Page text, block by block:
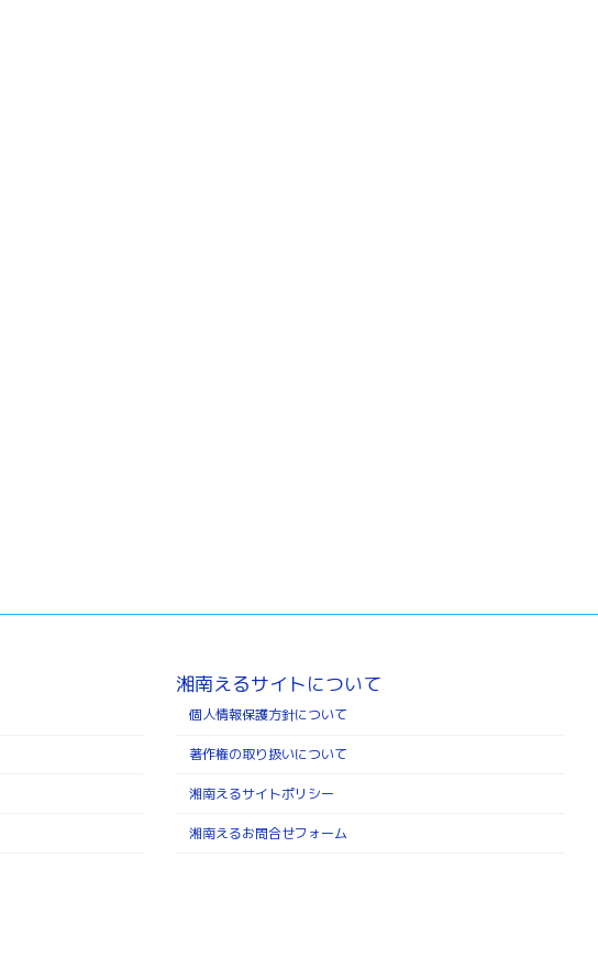
湘南えるサイトについて
個人情報保護方針について
著作権の取り扱いについて
湘南えるサイトポリシー
湘南えるお問合せフォーム